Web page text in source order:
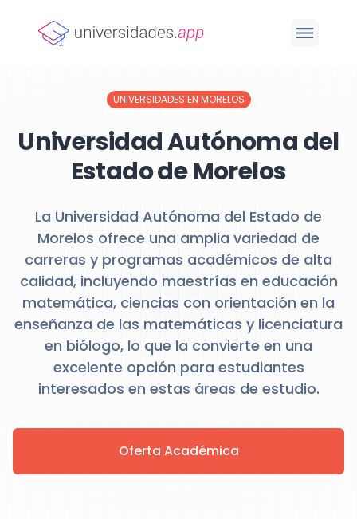
UNIVERSIDADES EN MORELOS
Universidad Autónoma del
Estado de Morelos
La Universidad Autónoma del Estado de
Morelos ofrece una amplia variedad de
carreras y programas académicos de alta
calidad, incluyendo maestrías en educación
matemática, ciencias con orientación en la
enseñanza de las matemáticas y licenciatura
en biólogo, lo que la convierte en una
excelente opción para estudiantes
interesados en estas áreas de estudio.
Oferta Académica